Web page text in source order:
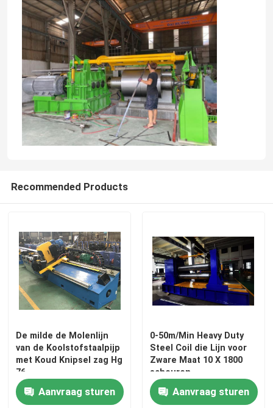
Recommended Products
De milde de Molenlijn
van de Koolstofstaalpijp
met Koud Knipsel zag Hg
76
Aanvraag sturen
0-50m/Min Heavy Duty
Steel Coil die Lijn voor
Zware Maat 10 X 1800
scheuren
Aanvraag sturen